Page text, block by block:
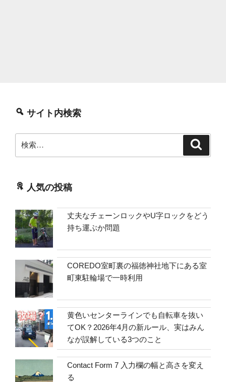
サイト内検索
索:
人気の投稿
丈夫なチェーンロックやU字ロックをどう
持ち運ぶか問題
COREDO室町裏の福徳神社地下にある室
町東駐輪場で一時利用
黄色いセンターラインでも自転車を抜い
てOK？2026年4月の新ルール、実はみん
なが誤解している3つのこと
Contact Form 7 入力欄の幅と高さを変え
る